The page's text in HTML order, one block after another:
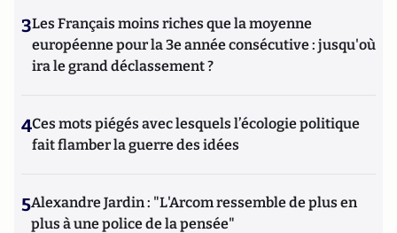
3Les Français moins riches que la moyenne
européenne pour la 3e année consécutive : jusqu'où
ira le grand déclassement ?
4Ces mots piégés avec lesquels l’écologie politique
fait flamber la guerre des idées
5Alexandre Jardin : "L'Arcom ressemble de plus en
plus à une police de la pensée"